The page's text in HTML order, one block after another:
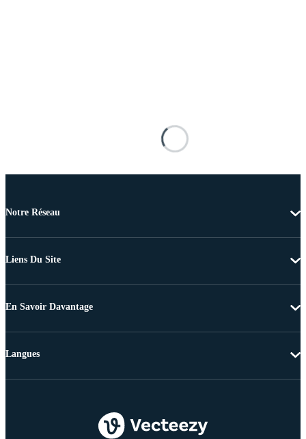
Notre Réseau
Liens Du Site
En Savoir Davantage
Langues